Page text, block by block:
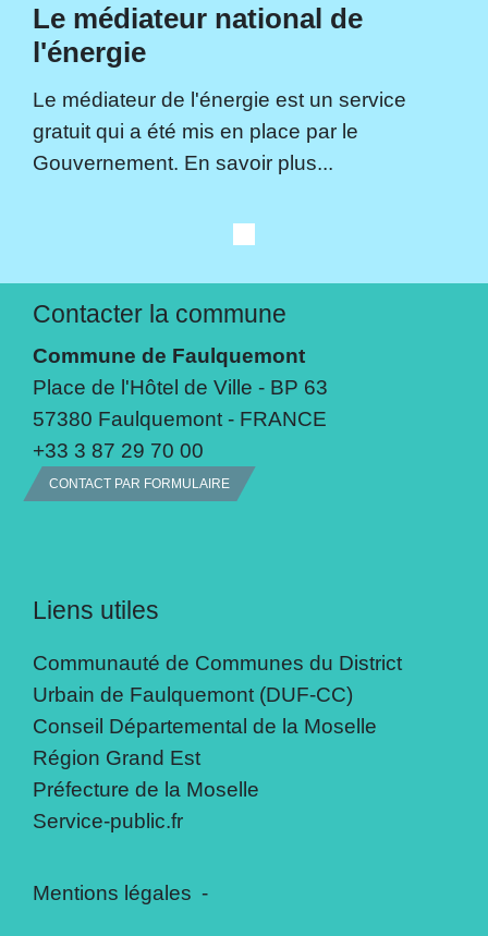
Le médiateur national de
l'énergie
Le médiateur de l'énergie est un service
gratuit qui a été mis en place par le
Gouvernement. En savoir plus...
Contacter la commune
Commune de Faulquemont
Place de l'Hôtel de Ville - BP 63
57380 Faulquemont - FRANCE
+33 3 87 29 70 00
CONTACT PAR FORMULAIRE
Liens utiles
Communauté de Communes du District
Urbain de Faulquemont (DUF-CC)
Conseil Départemental de la Moselle
Région Grand Est
Préfecture de la Moselle
Service-public.fr
Mentions légales -